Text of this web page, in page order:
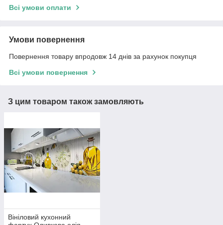
Всі умови оплати
Умови повернення
Повернення товару впродовж 14 днів за рахунок покупця
Всі умови повернення
З цим товаром також замовляють
Вініловий кухонний